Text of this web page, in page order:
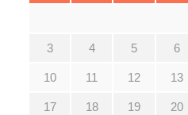
3 4 5 6
10 11 12 13
17 18 19 20